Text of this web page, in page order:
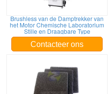
Brushless van de Damptrekker van
het Motor Chemische Laboratorium
Stille en Draagbare Type
Contacteer ons